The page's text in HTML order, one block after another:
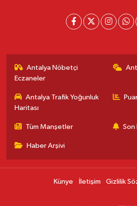
Antalya Nöbetçi
Eczaneler
Antalya Trafik Yoğunluk
Haritası
Tüm Manşetler Son
Haber Arşivi
Künye İletişim Gizlilik